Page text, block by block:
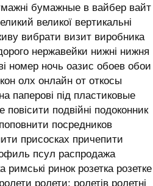
бумажные в вайбер вайт
великої вертикальні
вибрати визит виробника
нержавейки нижні нижня
номер ночь оазис обоев обои
олх онлайн от откосы
паперові під пластиковые
повісити подвійні подоконник
посредников
присосках причепити
псул распродажа
ринок розетка розетке
ролети: ролетів ролетні